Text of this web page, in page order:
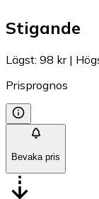
Stigande
Lägst: 98 kr|
Prisprognos
Bevaka pris